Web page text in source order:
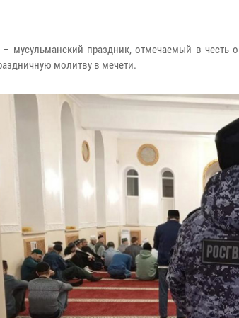
– мусульманский праздник, отмечаемый в
молитву в мечети.